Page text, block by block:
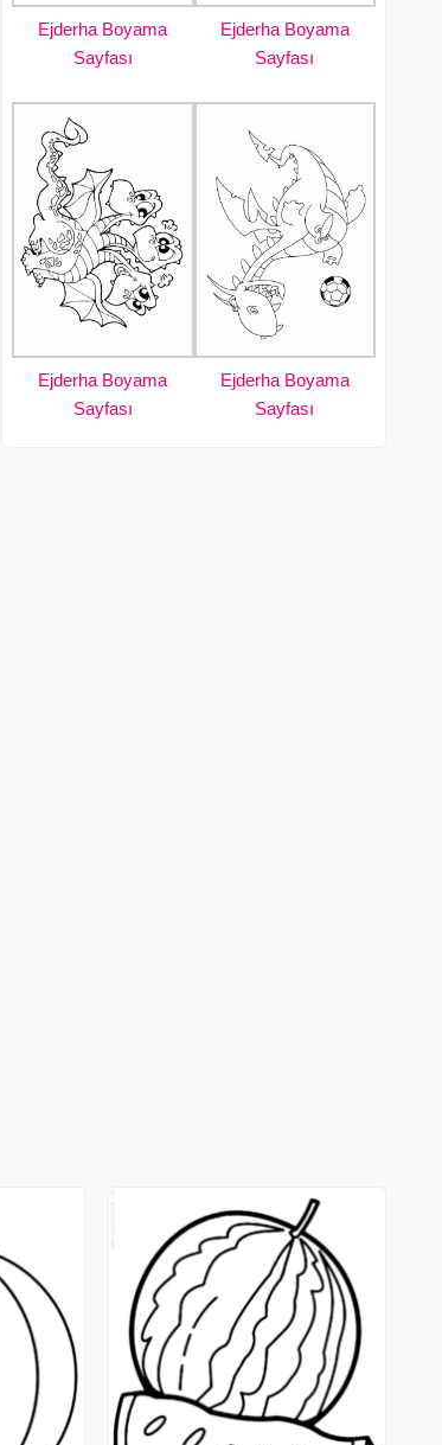
Ejderha Boyama
Sayfası
Ejderha Boyama
Sayfası
Ejderha Boyama
Sayfası
Ejderha Boyama
Sayfası